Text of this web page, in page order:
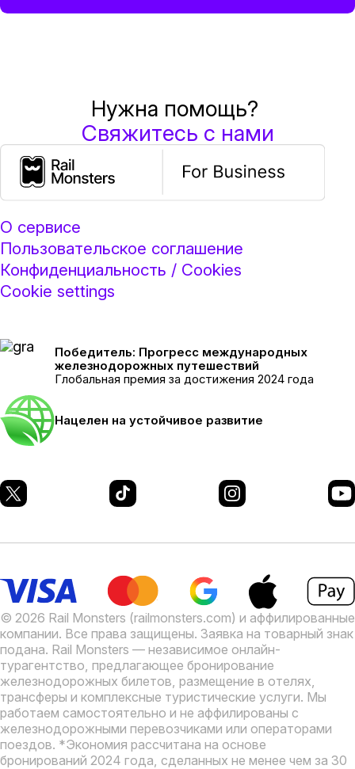
Нужна помощь?
Свяжитесь с нами
О сервисе
Пользовательское соглашение
Конфиденциальность / Cookies
Cookie settings
Победитель: Прогресс международных
железнодорожных путешествий
Глобальная премия за достижения 2024 года
Нацелен на устойчивое развитие
© 2026 Rail Monsters (railmonsters.com) и аффилированные
компании. Все права защищены. Заявка на товарный знак
подана. Rail Monsters — независимое онлайн-
турагентство, предлагающее бронирование
железнодорожных билетов, размещение в отелях,
трансферы и комплексные туристические услуги. Мы
работаем самостоятельно и не аффилированы с
железнодорожными перевозчиками или операторами
поездов. *Экономия рассчитана на основе
бронирований 2024 года, сделанных не менее чем за 30